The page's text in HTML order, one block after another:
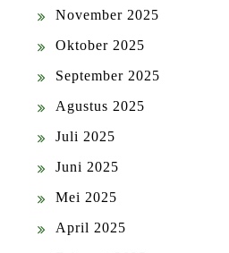
November 2025
Oktober 2025
September 2025
Agustus 2025
Juli 2025
Juni 2025
Mei 2025
April 2025